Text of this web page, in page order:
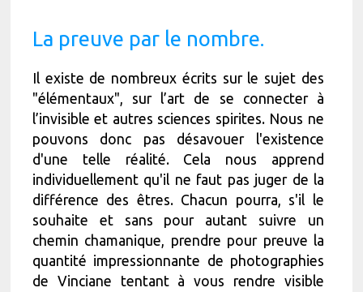
La preuve par le nombre.
Il existe de nombreux écrits sur le sujet des
"élémentaux", sur l’art de se connecter à
l’invisible et autres sciences spirites. Nous ne
pouvons donc pas désavouer l'existence
d'une telle réalité. Cela nous apprend
individuellement qu'il ne faut pas juger de la
différence des êtres. Chacun pourra, s'il le
souhaite et sans pour autant suivre un
chemin chamanique, prendre pour preuve la
quantité impressionnante de photographies
de Vinciane tentant à vous rendre visible